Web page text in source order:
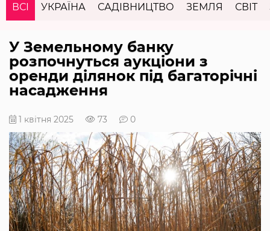
ВСІ УКРАЇНА САДІВНИЦТВО ЗЕМЛЯ СВІТ
У Земельному банку
розпочнуться аукціони з
оренди ділянок під багаторічні
насадження
1 квітня 2025 73 0